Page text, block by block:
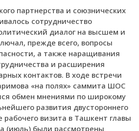
партнерства и союзнических
сотрудничество
диалог на высшем и
прежде всего, вопросы
а также наращивания
и расширения
контактов. В ходе встречи
«на полях» саммита ШОС
обмен мнениями по широкому
развития двустороннего
рабочего визита в Ташкент главы
(июль) были рассмотрены